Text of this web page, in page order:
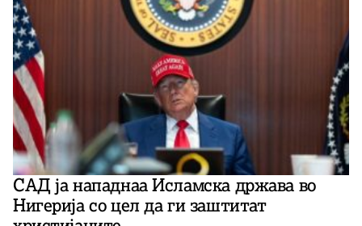
САД ја нападнаа Исламска држава во
Нигерија со цел да ги заштитат